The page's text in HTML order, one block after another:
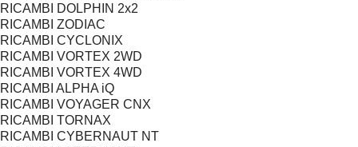
RICAMBI DOLPHIN 2x2
RICAMBI ZODIAC
RICAMBI CYCLONIX
RICAMBI VORTEX 2WD
RICAMBI VORTEX 4WD
RICAMBI ALPHA iQ
RICAMBI VOYAGER CNX
RICAMBI TORNAX
RICAMBI CYBERNAUT NT